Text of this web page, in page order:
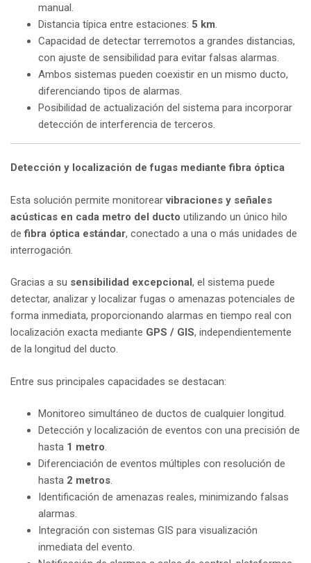
manual.
Distancia típica entre estaciones: 5 km
Capacidad de detectar terremotos a grandes distancias,
con ajuste de sensibilidad para evitar falsas alarmas.
Ambos sistemas pueden coexistir en un mismo ducto,
diferenciando tipos de alarmas.
Posibilidad de actualización del sistema para incorporar
detección de interferencia de terceros.
Detección y localización de fugas mediante fibra óptica
Esta solución permite monitorearvibraciones y señales
acústicas en cada metro del ducto utilizando un único hilo
defibra óptica estándar, conectado a una o más unidades de
interrogación.
Gracias a su sensibilidad excepcional, el sistema puede
detectar, analizar y localizar fugas o amenazas potenciales de
forma inmediata, proporcionando alarmas en tiempo real con
localización exacta mediante GPS / GIS, independientemente
de la longitud del ducto.
Entre sus principales capacidades se destacan:
Monitoreo simultáneo de ductos de cualquier longitud.
Detección y localización de eventos con una precisión de
hasta 1 metro.
Diferenciación de eventos múltiples con resolución de
hasta 2 metros.
Identificación de amenazas reales, minimizando falsas
alarmas.
Integración con sistemas GIS para visualización
inmediata del evento.